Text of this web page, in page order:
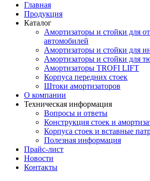
Главная
Продукция
Каталог
Амортизаторы и стойки для
автомобилей
Амортизаторы и стойки для
Амортизаторы и стойки для
Амортизаторы TROFI LIFT
Корпуса передних стоек
Штоки амортизаторов
О компании
Техническая информация
Вопросы и ответы
Конструкция стоек и
Корпуса стоек и вставные
Полезная информация
Прайс-лист
Новости
Контакты